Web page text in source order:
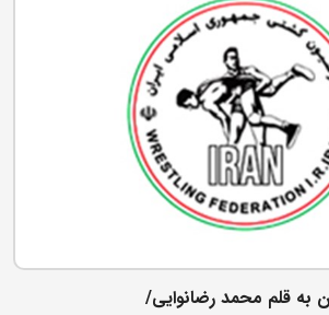
به قلم محمد رضانوایی/